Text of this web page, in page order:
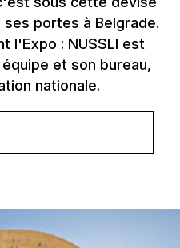
portes à Belgrade.
l'Expo : NUSSLI est
et son bureau,
nationale.